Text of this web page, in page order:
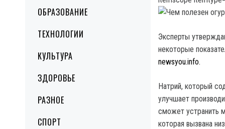
ОБРАЗОВАНИЕ
ТЕХНОЛОГИИ
КУЛЬТУРА
ЗДОРОВЬЕ
РАЗНОЕ
СПОРТ
Эксперты
некоторые
newsyou.info.
Натрий, который
улучшает
сможет устранить
которая вызвана